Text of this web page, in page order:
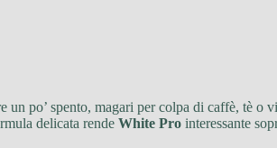
po’ spento, magari per colpa di caffè, tè o
delicata rende White Pro interessante